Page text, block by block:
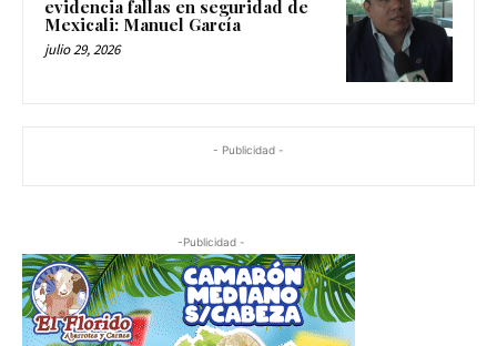
evidencia fallas en seguridad de
Mexicali: Manuel García
julio 29, 2026
- Publicidad -
-Publicidad -